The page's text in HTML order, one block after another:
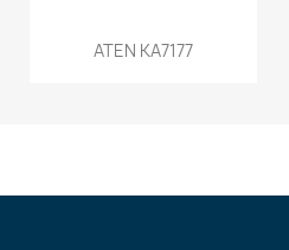
ATEN KA7177